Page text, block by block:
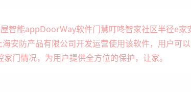
智能appDoorWay软件门慧叮咚智家社区半径e家
安防产品有限公司开发运营使用该软件，用户可
门情况，为用户提供全方位的保护，让家。